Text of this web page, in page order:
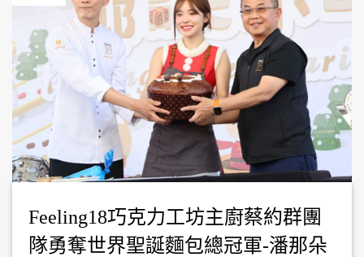
Feeling18巧克力工坊主廚蔡約群團
隊勇奪世界聖誕麵包總冠軍-潘那朵